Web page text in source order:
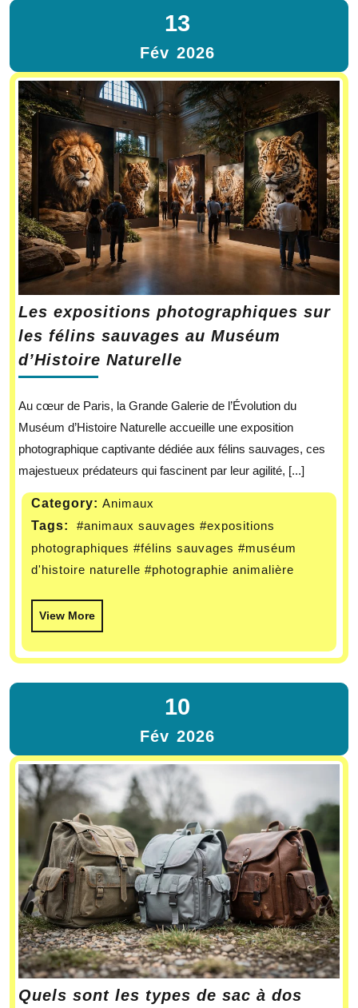
13
Fév 2026
Les expositions photographiques sur
les félins sauvages au Muséum
d’Histoire Naturelle
Au cœur de Paris, la Grande Galerie de l’Évolution du
Muséum d’Histoire Naturelle accueille une exposition
photographique captivante dédiée aux félins sauvages, ces
majestueux prédateurs qui fascinent par leur agilité, [...]
Category: Animaux
Tags:
#animaux sauvages #expositions
photographiques #félins sauvages #muséum
d'histoire naturelle #photographie animalière
View More
10
Fév 2026
Quels sont les types de sac à dos